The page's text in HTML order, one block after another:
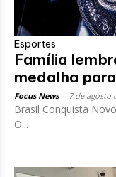
Esportes
Família
medalha
Focus News 7 de agosto
Brasil Conquista
O...